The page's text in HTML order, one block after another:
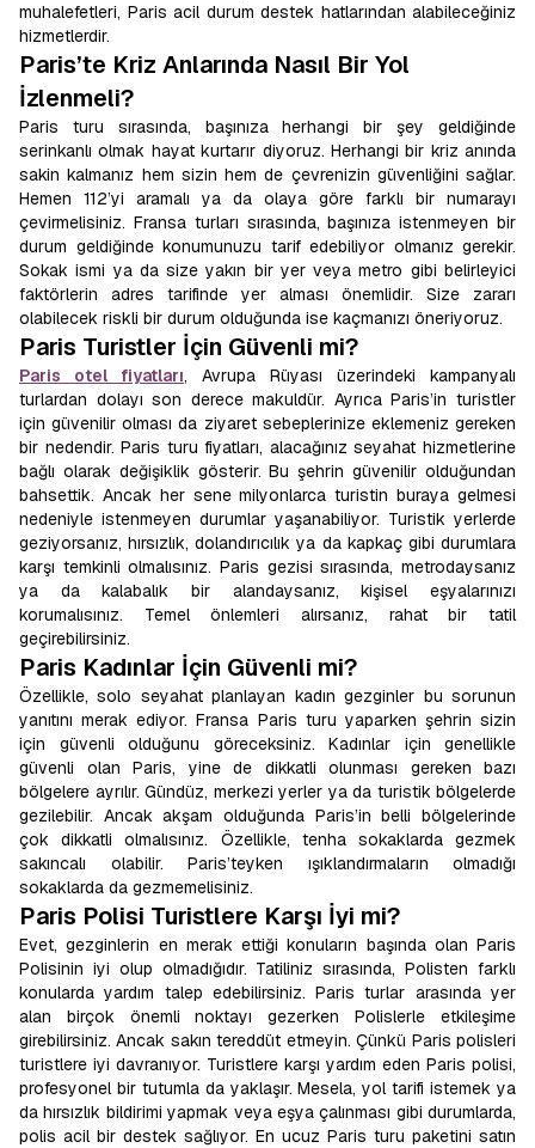
muhalefetleri, Paris acil durum destek hatlarından alabileceğiniz
hizmetlerdir.
Paris’te Kriz Anlarında Nasıl Bir Yol
İzlenmeli?
Paris turu sırasında, başınıza herhangi bir şey geldiğinde
serinkanlı olmak hayat kurtarır diyoruz. Herhangi bir kriz anında
sakin kalmanız hem sizin hem de çevrenizin güvenliğini sağlar.
Hemen 112’yi aramalı ya da olaya göre farklı bir numarayı
çevirmelisiniz. Fransa turları sırasında, başınıza istenmeyen bir
durum geldiğinde konumunuzu tarif edebiliyor olmanız gerekir.
Sokak ismi ya da size yakın bir yer veya metro gibi belirleyici
faktörlerin adres tarifinde yer alması önemlidir. Size zararı
olabilecek riskli bir durum olduğunda ise kaçmanızı öneriyoruz.
Paris Turistler İçin Güvenli mi?
Paris otel fiyatları, Avrupa Rüyası üzerindeki kampanyalı
turlardan dolayı son derece makuldür. Ayrıca Paris’in turistler
için güvenilir olması da ziyaret sebeplerinize eklemeniz gereken
bir nedendir. Paris turu fiyatları, alacağınız seyahat hizmetlerine
bağlı olarak değişiklik gösterir. Bu şehrin güvenilir olduğundan
bahsettik. Ancak her sene milyonlarca turistin buraya gelmesi
nedeniyle istenmeyen durumlar yaşanabiliyor. Turistik yerlerde
geziyorsanız, hırsızlık, dolandırıcılık ya da kapkaç gibi durumlara
karşı temkinli olmalısınız. Paris gezisi sırasında, metrodaysanız
ya da kalabalık bir alandaysanız, kişisel eşyalarınızı
korumalısınız. Temel önlemleri alırsanız, rahat bir tatil
geçirebilirsiniz.
Paris Kadınlar İçin Güvenli mi?
Özellikle, solo seyahat planlayan kadın gezginler bu sorunun
yanıtını merak ediyor. Fransa Paris turu yaparken şehrin sizin
için güvenli olduğunu göreceksiniz. Kadınlar için genellikle
güvenli olan Paris, yine de dikkatli olunması gereken bazı
bölgelere ayrılır. Gündüz, merkezi yerler ya da turistik bölgelerde
gezilebilir. Ancak akşam olduğunda Paris’in belli bölgelerinde
çok dikkatli olmalısınız. Özellikle, tenha sokaklarda gezmek
sakıncalı olabilir. Paris’teyken ışıklandırmaların olmadığı
sokaklarda da gezmemelisiniz.
Paris Polisi Turistlere Karşı İyi mi?
Evet, gezginlerin en merak ettiği konuların başında olan Paris
Polisinin iyi olup olmadığıdır. Tatiliniz sırasında, Polisten farklı
konularda yardım talep edebilirsiniz. Paris turlar arasında yer
alan birçok önemli noktayı gezerken Polislerle etkileşime
girebilirsiniz. Ancak sakın tereddüt etmeyin. Çünkü Paris polisleri
turistlere iyi davranıyor. Turistlere karşı yardım eden Paris polisi,
profesyonel bir tutumla da yaklaşır. Mesela, yol tarifi istemek ya
da hırsızlık bildirimi yapmak veya eşya çalınması gibi durumlarda,
polis acil bir destek sağlıyor. En ucuz Paris turu paketini satın